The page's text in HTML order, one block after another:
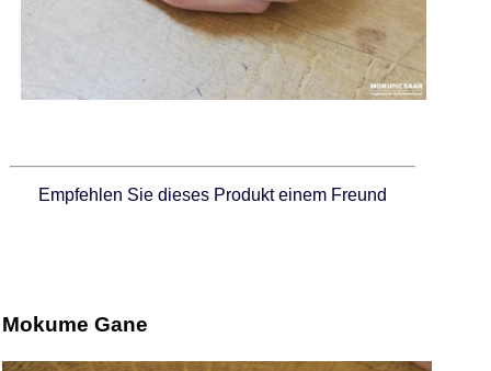
Empfehlen Sie dieses Produkt einem Freund
Mokume Gane